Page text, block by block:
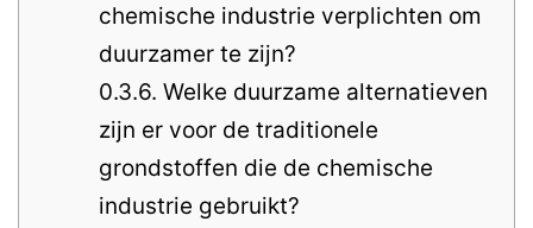
chemische industrie verplichten om
duurzamer te zijn?
0.3.6. Welke duurzame alternatieven
zijn er voor de traditionele
grondstoffen die de chemische
industrie gebruikt?